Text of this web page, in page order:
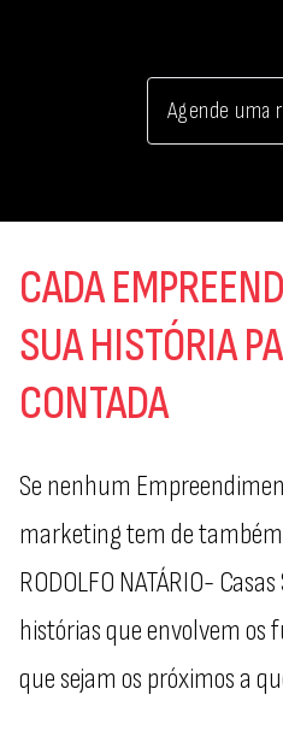
Agende uma
CADA
SUA HISTÓRIA
CONTADA
Se nenhum
marketing tem de
RODOLFO NATÁRIO-
histórias que envolvem os
que sejam os próximos a